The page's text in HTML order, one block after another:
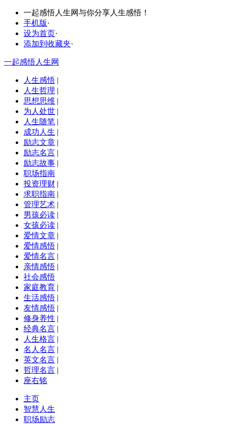
一起感悟人生网与你分享人生感悟！
手机版·
设为首页·
添加到收藏夹·
一起感悟人生网
人生感悟 |
人生哲理 |
思想思维 |
为人处世 |
人生随笔 |
成功人生 |
励志文章 |
励志名言 |
励志故事 |
职场指南
投资理财 |
求职指南 |
管理艺术 |
男孩必读 |
女孩必读 |
爱情文章 |
爱情感悟 |
爱情名言 |
亲情感悟 |
社会感悟
家庭教育 |
生活感悟 |
友情感悟 |
修身养性 |
经典名言 |
人生格言 |
名人名言 |
英文名言 |
哲理名言 |
座右铭
主页
智慧人生
职场励志